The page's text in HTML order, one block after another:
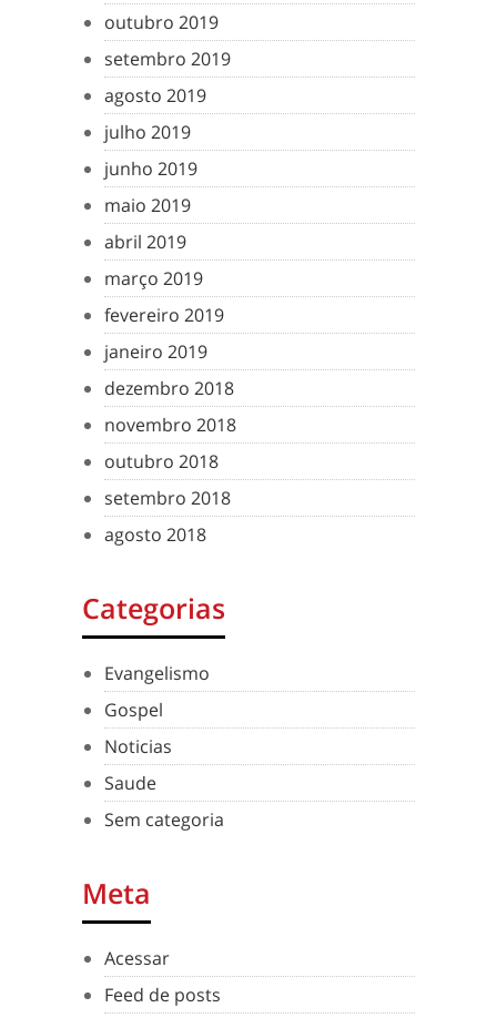
outubro 2019
setembro 2019
agosto 2019
julho 2019
junho 2019
maio 2019
abril 2019
março 2019
fevereiro 2019
janeiro 2019
dezembro 2018
novembro 2018
outubro 2018
setembro 2018
agosto 2018
Categorias
Evangelismo
Gospel
Noticias
Saude
Sem categoria
Meta
Acessar
Feed de posts